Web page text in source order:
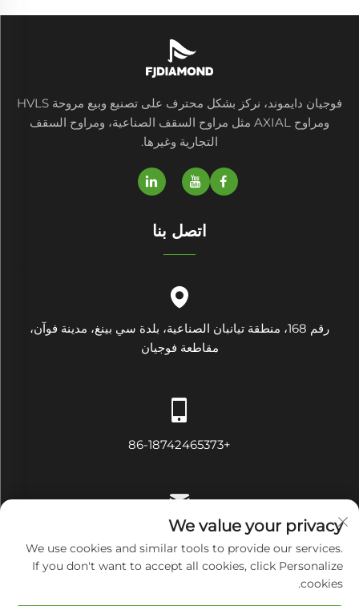
فوجيان دايموند، نركز بشكل محترف على تصنيع وبيع مروحة HVLS
ومراوح AXIAL مثل مراوح السقف الصناعية، ومراوح السقف
التجارية وغيرها.
اتصل بنا
رقم 168، منطقة تيانبان الصناعية، بلدة سي بينغ، مدينة فوآن،
مقاطعة فوجيان
+86-18742465373
[email protected]
We value your privacy
We use cookies and similar tools to provide our services.
If you don't want to accept all cookies, click Personalize
cookies.